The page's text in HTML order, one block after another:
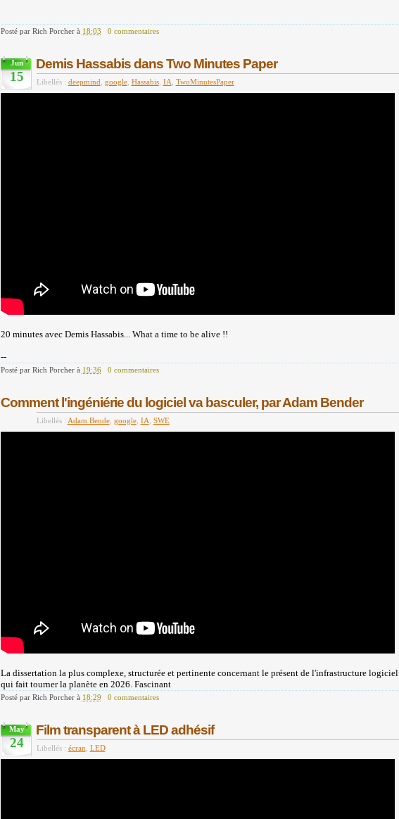
Posté par Rich Porcher à 18:03 0 commentaires
Jun
15
Demis Hassabis dans Two Minutes Paper
Libellés : deepmind google, Hassabis, IA TwoMinutesPaper
20 minutes avec Demis Hassabis... What a time to be alive !!
--
Posté par Rich Porcher à 19:36 0 commentaires
Comment l'ingéniérie du logiciel va basculer, par Adam Bender
Libellés : Adam Bende, google, IA SWE
La dissertation la plus complexe, structurée et pertinente concernant le présent de l'infrastructure logiciel
qui fait tourner la planète en 2026. Fascinant
Posté par Rich Porcher à 18:29 0 commentaires
May
24
Film transparent à LED adhésif
Libellés : écran LED